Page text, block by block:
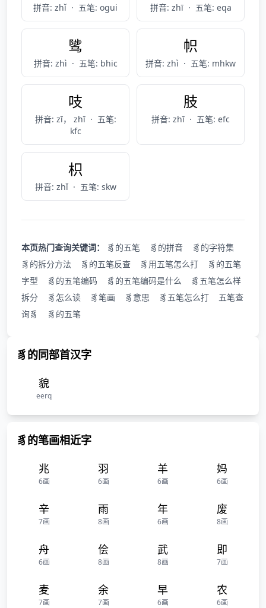
拼音: zhǐ · 五笔: ogui 拼音: zhī · 五笔: eqa
骘
拼音: zhì · 五笔: bhic
帜
拼音: zhì · 五笔: mhkw
吱
拼音: zī， zhī · 五笔:
kfc
肢
拼音: zhī · 五笔: efc
枳
拼音: zhǐ · 五笔: skw
本页热门查询关键词： 豸的五笔 豸的拼音
豸的字符集
豸的拆分方法
豸的五笔反查 豸用五笔怎么打
豸的五笔
字型
豸的五笔编码 豸的五笔编码是什么
豸五笔怎么样
拆分
豸怎么读 豸笔画 豸意思 豸五笔怎么打
五笔查
询豸
豸的五笔
豸的同部首汉字
貌
eerq
豸的笔画相近字
兆
6画
羽
6画
羊
6画
妈
6画
辛
7画
雨
8画
年
6画
废
8画
舟
6画
侩
8画
武
8画
即
7画
麦
7画
余
7画
早
6画
农
6画